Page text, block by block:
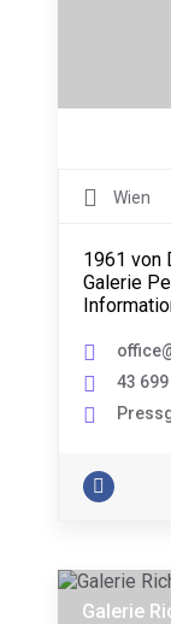
Wien
1961 von
Galerie
43
Galerie